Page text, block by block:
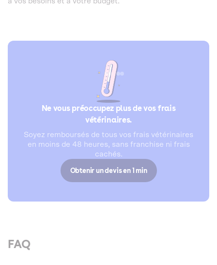
Ne vous préoccupez plus de vos frais
vétérinaires.
Soyez remboursés de tous vos frais vétérinaires
en moins de 48 heures, sans franchise ni frais
cachés.
Obtenir un devis en 1 min
FAQ